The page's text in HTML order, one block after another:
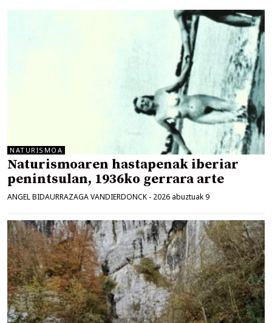
NATURISMOA
Naturismoaren hastapenak iberiar
penintsulan, 1936ko gerrara arte
ANGEL BIDAURRAZAGA VANDIERDONCK - 2026 abuztuak 9